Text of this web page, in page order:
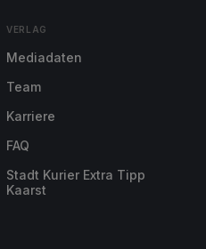
VERLAG
Mediadaten
Team
Karriere
FAQ
Stadt Kurier Extra Tipp
Kaarst